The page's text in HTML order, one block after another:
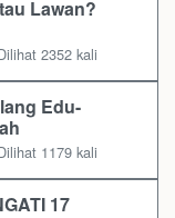
Lawan?
2352 kali
Edu-
1179 kali
17